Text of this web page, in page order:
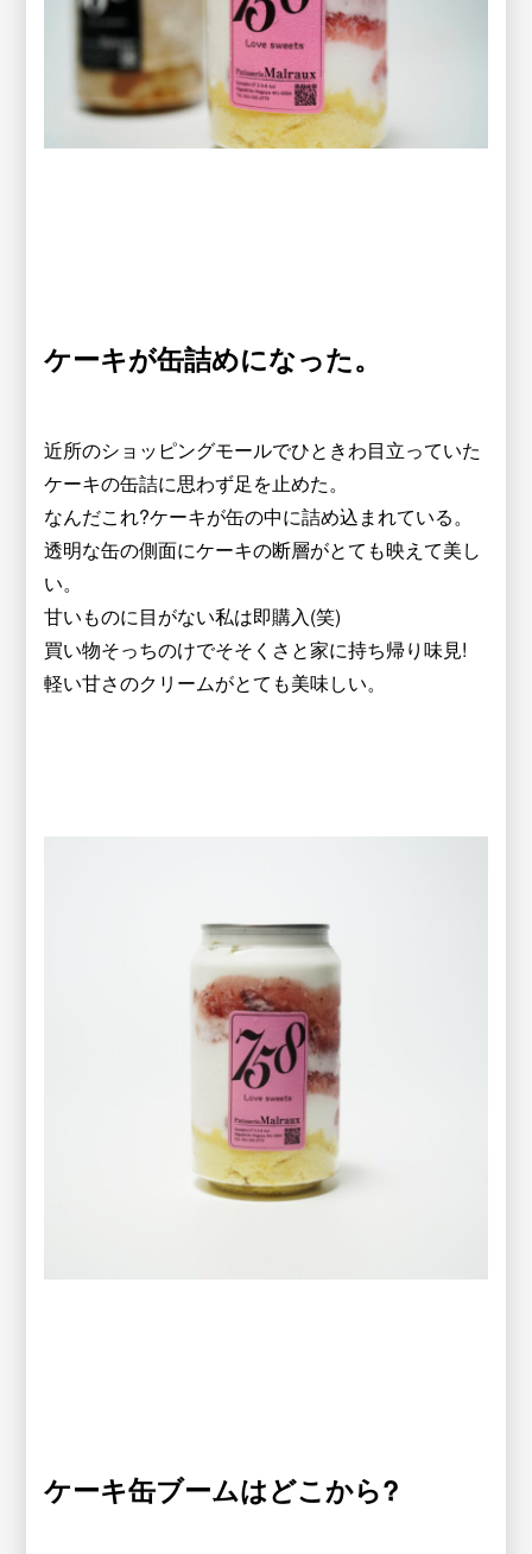
ケーキが缶詰めになった。
近所のショッピングモールでひときわ目立っていた
ケーキの缶詰に思わず足を止めた。
なんだこれ?ケーキが缶の中に詰め込まれている。
透明な缶の側面にケーキの断層がとても映えて美し
い。
甘いものに目がない私は即購入(笑)
買い物そっちのけでそそくさと家に持ち帰り味見!
軽い甘さのクリームがとても美味しい。
ケーキ缶ブームはどこから?